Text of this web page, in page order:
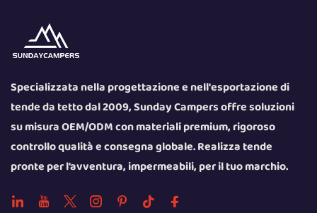
Specializzata nella progettazione e nell'esportazione di
tende da tetto dal 2009, Sunday Campers offre soluzioni
su misura OEM/ODM con materiali premium, rigoroso
controllo qualità e consegna globale. Realizza tende
pronte per l'avventura, impermeabili, per il tuo marchio.